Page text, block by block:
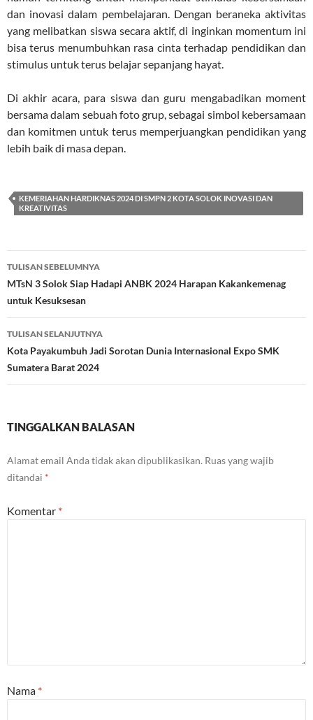
dan inovasi dalam pembelajaran. Dengan beraneka aktivitas
yang melibatkan siswa secara aktif, di inginkan momentum ini
bisa terus menumbuhkan rasa cinta terhadap pendidikan dan
stimulus untuk terus belajar sepanjang hayat.
Di akhir acara, para siswa dan guru mengabadikan moment
bersama dalam sebuah foto grup, sebagai simbol kebersamaan
dan komitmen untuk terus memperjuangkan pendidikan yang
lebih baik di masa depan.
KEMERIAHAN HARDIKNAS 2024 DI SMPN 2 KOTA SOLOK INOVASI DAN
KREATIVITAS
Navigasi
Tulisan
TULISAN SEBELUMNYA
MTsN 3 Solok Siap Hadapi ANBK 2024 Harapan Kakankemenag
untuk Kesuksesan
TULISAN SELANJUTNYA
Kota Payakumbuh Jadi Sorotan Dunia Internasional Expo SMK
Sumatera Barat 2024
TINGGALKAN BALASAN
Alamat email Anda tidak akan dipublikasikan. Ruas yang wajib
ditandai *
Komentar *
Nama *